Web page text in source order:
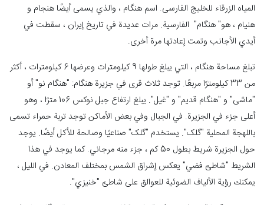
المياه الزرقاء للخليج الفارسی. اسم هنگام ، والذي يسمى أيضًا هنجام و
هنیام ، هو" هنگام" الفارسية. مرات عديدة في تاريخ إيران ، سقطت في
أيدي الأجانب وتمت إعادتها مرة أخرى.
تبلغ مساحة هنگام ، التي يبلغ طولها 9 كيلومترات وعرضها 6 كيلومترات ، أكثر
من 33 كيلومترًا مربعًا. توجد ثلاث قرى في جزيرة هنگام: "هنگام نو" أو
"ماشی" و "هنگام قدیم" و "غیل". يبلغ ارتفاع جبل نوكس 106 مترًا ، وهو
أعلى جزء في الجزيرة. في الجبال وفي بعض الأماكن توجد تربة حمراء تسمى
باللهجة المحلية "گلک". يستخدم "گلک" صناعيًا وصالحة للأكل أيضًا. يوجد
حول الجزيرة شريط بطول 50 كم ، جزء منه مرجاني. كما يوجد في هذا
الشريط "شاطئ فضي" يعكس إشراق الشمس بمختلف المعادن. في الليل ،
يمكنك رؤية الألياف الضوئية للعوالق على شاطئ "خنيزي".